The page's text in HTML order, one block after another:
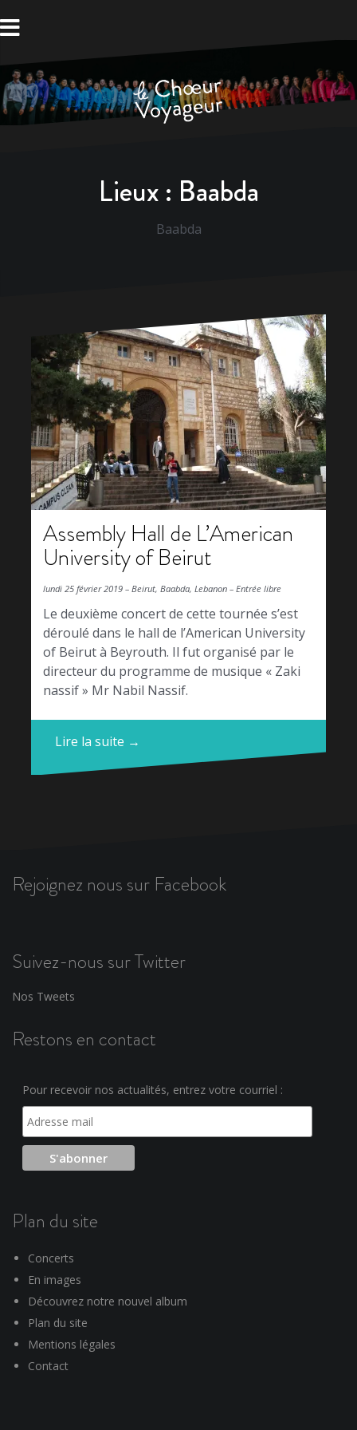
au
Lieux : Baabda
Baabda
Assembly Hall de L’American
University of Beirut
lundi 25 février 2019 – Beirut, Baabda, Lebanon – Entrée libre
Le deuxième concert de cette tournée s’est
déroulé dans le hall de l’American University
of Beirut à Beyrouth. Il fut organisé par le
directeur du programme de musique « Zaki
nassif » Mr Nabil Nassif.
Lire la suite →
Rejoignez nous sur Facebook
Suivez-nous sur Twitter
Nos Tweets
Restons en contact
Pour recevoir nos actualités, entrez votre courriel :
Plan du site
Concerts
En images
Découvrez notre nouvel album
Plan du site
Mentions légales
Contact